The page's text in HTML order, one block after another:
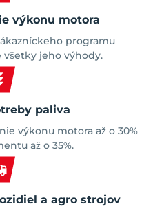
výkonu motora
programu
všetky jeho výhody.
paliva
výkonu motora až o 30%
až o 35%.
a agro strojov